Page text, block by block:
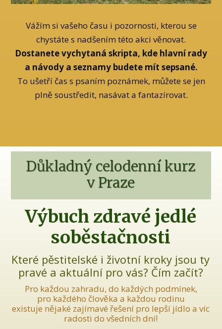
Vážím si vašeho času i pozornosti, kterou se
chystáte s nadšením této akci věnovat.
Dostanete vychytaná skripta, kde hlavní rady
a návody a seznamy budete mít sepsané.
To ušetří čas s psaním poznámek, můžete se jen
plně soustředit, nasávat a fantazírovat.
Důkladný celodenní kurz
v Praze
Výbuch zdravé jedlé
soběstačnosti
Které pěstitelské i životní kroky jsou ty
pravé a aktuální pro vás? Čím začít?
Pro každou zahradu, do každých podmínek,
pro každého člověka a každou rodinu
existuje nějaké zajímavé řešení pro lepší jídlo a víc
radosti do všedních dní!